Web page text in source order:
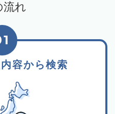
流れ
容から検索